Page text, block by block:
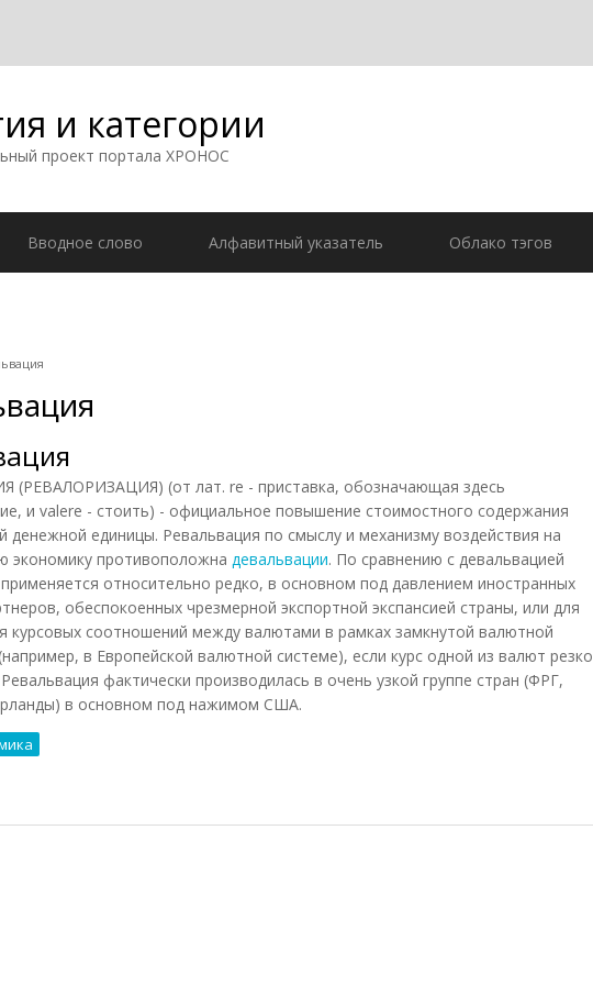
и категории
проект портала ХРОНОС
Вводное слово Алфавитный указатель Облако тэгов
(РЕВАЛОРИЗАЦИЯ) (от лат. re - приставка, обозначающая здесь
и valere - стоить) - официальное повышение стоимостного содержания
денежной единицы. Ревальвация по смыслу и механизму воздействия на
экономику противоположна девальвации. По сравнению с девальвацией
относительно редко, в основном под давлением иностранных
обеспокоенных чрезмерной экспортной экспансией страны, или для
курсовых соотношений между валютами в рамках замкнутой валютной
в Европейской валютной системе), если курс одной из валют резко
фактически производилась в очень узкой группе стран (ФРГ,
в основном под нажимом США.